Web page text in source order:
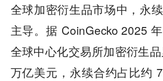
全球加密衍生品市场中，永
主导。据 CoinGecko 2025
全球中心化交易所加密衍生
万亿美元，永续合约占比约